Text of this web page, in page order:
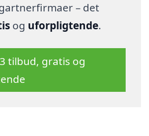
– det
og uforpligtende.
tilbud, gratis og